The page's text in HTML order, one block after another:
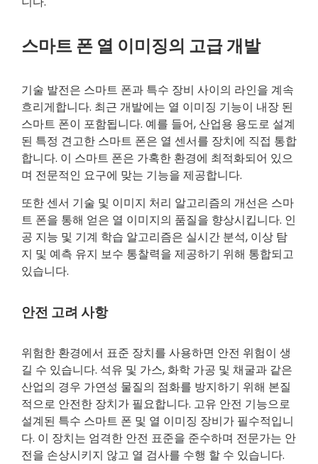
스마트 폰 열 이미징의 고급 개발
기술 발전은 스마트 폰과 특수 장비 사이의 라인을 계속
흐리게합니다. 최근 개발에는 열 이미징 기능이 내장 된
스마트 폰이 포함됩니다. 예를 들어, 산업용 용도로 설계
된 특정 견고한 스마트 폰은 열 센서를 장치에 직접 통합
합니다. 이 스마트 폰은 가혹한 환경에 최적화되어 있으
며 전문적인 요구에 맞는 기능을 제공합니다.
또한 센서 기술 및 이미지 처리 알고리즘의 개선은 스마
트 폰을 통해 얻은 열 이미지의 품질을 향상시킵니다. 인
공 지능 및 기계 학습 알고리즘은 실시간 분석, 이상 탐
지 및 예측 유지 보수 통찰력을 제공하기 위해 통합되고
있습니다.
안전 고려 사항
위험한 환경에서 표준 장치를 사용하면 안전 위험이 생
길 수 있습니다. 석유 및 가스, 화학 가공 및 채굴과 같은
산업의 경우 가연성 물질의 점화를 방지하기 위해 본질
적으로 안전한 장치가 필요합니다. 고유 안전 기능으로
설계된 특수 스마트 폰 및 열 이미징 장비가 필수적입니
다. 이 장치는 엄격한 안전 표준을 준수하며 전문가는 안
전을 손상시키지 않고 열 검사를 수행 할 수 있습니다.